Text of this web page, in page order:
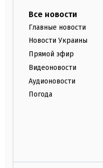
Все новости
Главные новости
Новости Украины
Прямой эфир
Видеоновости
Аудионовости
Погода